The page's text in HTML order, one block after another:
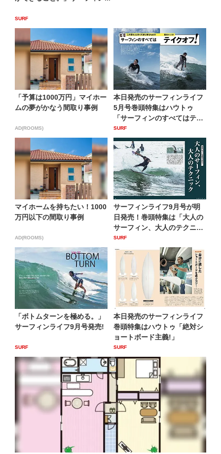
SURF
「予算は1000万円」マイホー
ムの夢がかなう間取り事例
AD(ROOMS)
本日発売のサーフィンライフ
5月号巻頭特集はハウトゥ
「サーフィンのすべてはテイ
クオ...
SURF
マイホームを持ちたい！1000
万円以下の間取り事例
AD(ROOMS)
サーフィンライフ9月号が明
日発売！巻頭特集は「大人の
サーフィン、大人のテクニッ
ク...
SURF
「ボトムターンを極める。」
サーフィンライフ9月号発売!
SURF
本日発売のサーフィンライフ
巻頭特集はハウトゥ「絶対シ
ョートボード主義!」
SURF